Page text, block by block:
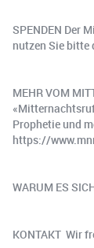
SPENDEN Der
nutzen Sie
MEHR VOM
Prophetie und
https://
WARUM ES
KONTAKT ️ Wir